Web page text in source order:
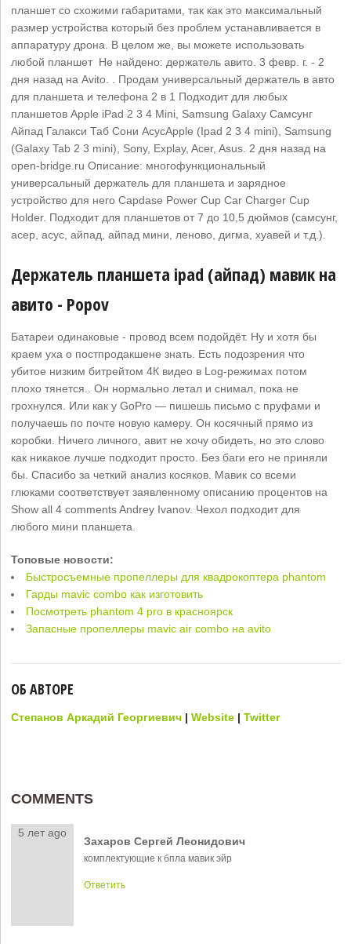
планшет со схожими габаритами, так как это максимальный
размер устройства который без проблем устанавливается в
аппаратуру дрона. В целом же, вы можете использовать
любой планшет Не найдено: держатель ‎авито. 3 февр. г. - 2
дня назад на Avito. . Продам универсальный держатель в авто
для планшета и телефона 2 в 1 Подходит для любых
планшетов Apple iPad 2 3 4 Mini, Samsung Galaxy Самсунг
Айпад Галакси Таб Сони АсусApple (Ipad 2 3 4 mini), Samsung
(Galaxy Tab 2 3 mini), Sony, Explay, Acer, Asus. 2 дня назад на
open-bridge.ru Описание: многофункциональный
универсальный держатель для планшета и зарядное
устройство для него Capdase Power Cup Car Charger Cup
Holder. Подходит для планшетов от 7 до 10,5 дюймов (самсунг,
асер, асус, айпад, айпад мини, леново, дигма, хуавей и т.д.).
Держатель планшета ipad (айпад) мавик на
авито - Popov
Батареи одинаковые - провод всем подойдёт. Ну и хотя бы
краем уха о постпродакшене знать. Есть подозрения что
убитое низким битрейтом 4К видео в Log-режимах потом
плохо тянется.. Он нормально летал и снимал, пока не
грохнулся. Или как у GoPro — пишешь письмо с пруфами и
получаешь по почте новую камеру. Он косячный прямо из
коробки. Ничего личного, авит не хочу обидеть, но это слово
как никакое лучше подходит просто. Без баги его не приняли
бы. Спасибо за четкий анализ косяков. Мавик со всеми
глюками соответствует заявленному описанию процентов на
Show all 4 comments Andrey Ivanov. Чехол подходит для
любого мини планшета.
Топовые новости:
Быстросъемные пропеллеры для квадрокоптера phantom
Гарды mavic combo как изготовить
Посмотреть phantom 4 pro в красноярск
Запасные пропеллеры mavic air combo на avito
ОБ АВТОРЕ
Степанов Аркадий Георгиевич |Website |Twitter
COMMENTS
5 лет ago
Захаров Сергей Леонидович
комплектующие к бпла мавик эйр
Ответить